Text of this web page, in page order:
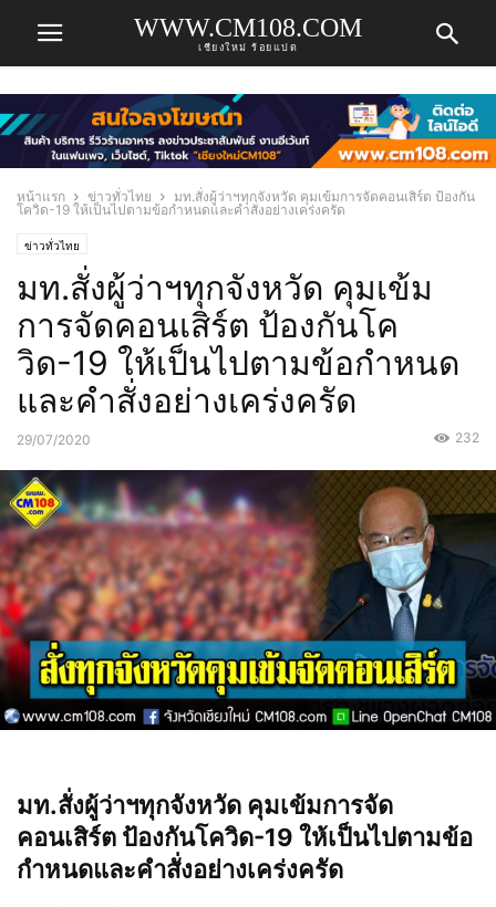
WWW.CM108.COM
เชียงใหม่ ร้อยแปด
หน้าแรก ข่าวทั่วไทย
มท.สั่งผู้ว่าฯทุกจังหวัด คุมเข้มการจัดคอนเสิร์ต ป้องกัน
โควิด-19 ให้เป็นไปตามข้อกำหนดและคำสั่งอย่างเคร่งครัด
ข่าวทั่วไทย
มท.สั่งผู้ว่าฯทุกจังหวัด คุมเข้ม
การจัดคอนเสิร์ต ป้องกันโค
วิด-19 ให้เป็นไปตามข้อกำหนด
และคำสั่งอย่างเคร่งครัด
29/07/2020 232
มท.สั่งผู้ว่าฯทุกจังหวัด คุมเข้มการจัด
คอนเสิร์ต ป้องกันโควิด-19 ให้เป็นไปตามข้อ
กำหนดและคำสั่งอย่างเคร่งครัด